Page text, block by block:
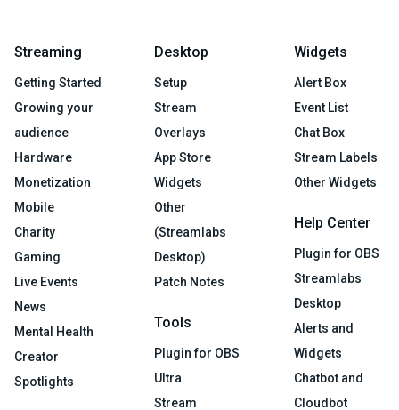
Streaming
Getting Started
Growing your
audience
Hardware
Monetization
Mobile
Charity
Gaming
Live Events
News
Mental Health
Creator
Spotlights
Desktop
Setup
Stream
Overlays
App Store
Widgets
Other
(Streamlabs
Desktop)
Patch Notes
Tools
Plugin for OBS
Ultra
Stream
Widgets
Alert Box
Event List
Chat Box
Stream Labels
Other Widgets
Help Center
Plugin for OBS
Streamlabs
Desktop
Alerts and
Widgets
Chatbot and
Cloudbot